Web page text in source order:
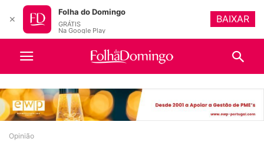
Opinião
✕
Folha do Domingo
GRÁTIS
Na Google Play
BAIXAR